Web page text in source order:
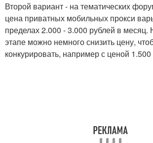
Второй вариант - на тематических
цена приватных мобильных прокси
пределах 2.000 - 3.000 рублей в месяц.
этапе можно немного снизить цену,
конкурировать, например с ценой